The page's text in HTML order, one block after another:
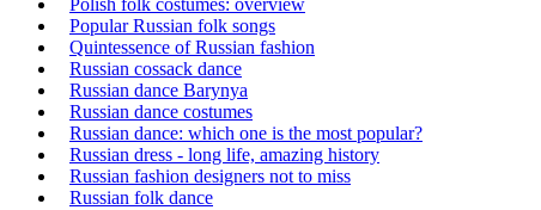
Polish folk costumes: overview
Popular Russian folk songs
Quintessence of Russian fashion
Russian cossack dance
Russian dance Barynya
Russian dance costumes
Russian dance: which one is the most popular?
Russian dress - long life, amazing history
Russian fashion designers not to miss
Russian folk dance